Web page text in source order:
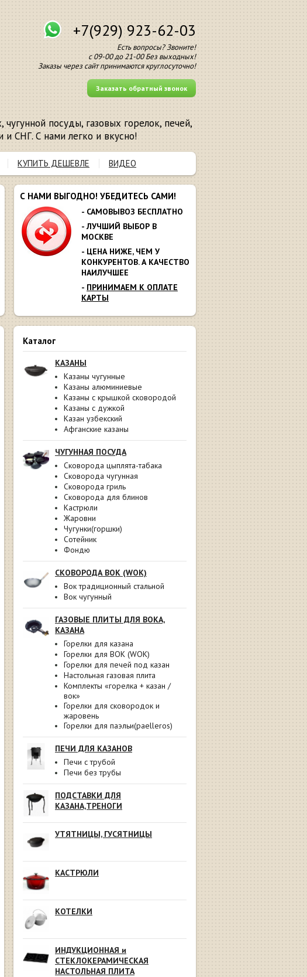
+7(929) 923-62-03
Есть вопросы? Звоните!
с 09-00 до 21-00 Без выходных!
Заказы через сайт принимаются круглосуточно!
Заказать обратный звонок
посуды, газовых горелок, печей,
СНГ. С нами легко и вкусно!
КУПИТЬ ДЕШЕВЛЕ ВИДЕО
С НАМИ ВЫГОДНО! УБЕДИТЕСЬ САМИ!
- САМОВЫВОЗ БЕСПЛАТНО
- ЛУЧШИЙ ВЫБОР В
МОСКВЕ
- ЦЕНА НИЖЕ, ЧЕМ У
КОНКУРЕНТОВ. А КАЧЕСТВО
НАИЛУЧШЕЕ
- ПРИНИМАЕМ К ОПЛАТЕ
КАРТЫ
Каталог
КАЗАНЫ
Казаны чугунные
Казаны алюминиевые
Казаны с крышкой сковородой
Казаны с дужкой
Казан узбекский
Афганские казаны
ЧУГУННАЯ ПОСУДА
Сковорода цыплята-табака
Сковорода чугунная
Сковорода гриль
Сковорода для блинов
Кастрюли
Жаровни
Чугунки(горшки)
Сотейник
Фондю
СКОВОРОДА ВОК (WOK)
Вок традиционный стальной
Вок чугунный
ГАЗОВЫЕ ПЛИТЫ ДЛЯ ВОКА,
КАЗАНА
Горелки для казана
Горелки для ВОК (WOK)
Горелки для печей под казан
Настольная газовая плита
Комплекты «горелка + казан /
вок»
Горелки для сковородок и
жаровень
Горелки для паэльи(paelleros)
ПЕЧИ ДЛЯ КАЗАНОВ
Печи с трубой
Печи без трубы
ПОДСТАВКИ ДЛЯ
КАЗАНА,ТРЕНОГИ
УТЯТНИЦЫ, ГУСЯТНИЦЫ
КАСТРЮЛИ
КОТЕЛКИ
ИНДУКЦИОННАЯ и
СТЕКЛОКЕРАМИЧЕСКАЯ
НАСТОЛЬНАЯ ПЛИТА